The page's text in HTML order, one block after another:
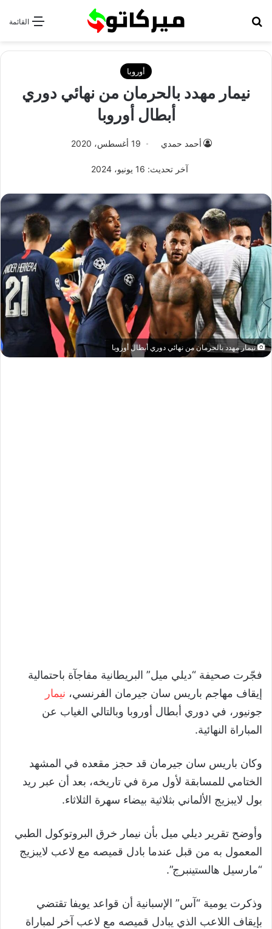
القائمة
أوروبا
نيمار مهدد بالحرمان من نهائي دوري
أبطال أوروبا
أحمد حمدي 19 أغسطس، 2020
آخر تحديث: 16 يونيو، 2024
نيمار مهدد بالحرمان من نهائي دوري أبطال أوروبا
فجّرت صحيفة “ديلي ميل” البريطانية مفاجآة باحتمالية
إيقاف مهاجم باريس سان جيرمان الفرنسي، نيمار
جونيور، في دوري أبطال أوروبا وبالتالي الغياب عن
المباراة النهائية.
وكان باريس سان جيرمان قد حجز مقعده في المشهد
الختامي للمسابقة لأول مرة في تاريخه، بعد أن عبر ريد
بول لايبزيج الألماني بثلاثية بيضاء سهرة الثلاثاء.
وأوضح تقرير ديلي ميل بأن نيمار خرق البروتوكول الطبي
المعمول به من قبل عندما بادل قميصه مع لاعب لايبزيج
“مارسيل هالستينبرج”.
وذكرت يومية “آس” الإسبانية أن قواعد يويفا تقتضي
بإيقاف اللاعب الذي يبادل قميصه مع لاعب آخر لمباراة